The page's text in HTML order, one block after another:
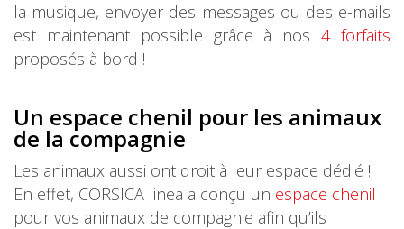
la musique, envoyer des messages ou des e-mails
est maintenant possible grâce à nos4 forfaits
proposés à bord !
Un espace chenil pour les animaux
de la compagnie
Les animaux aussi ont droit à leur espace dédié !
En effet, CORSICA linea a conçu un espace chenil
pour vos animaux de compagnie afin qu’ils